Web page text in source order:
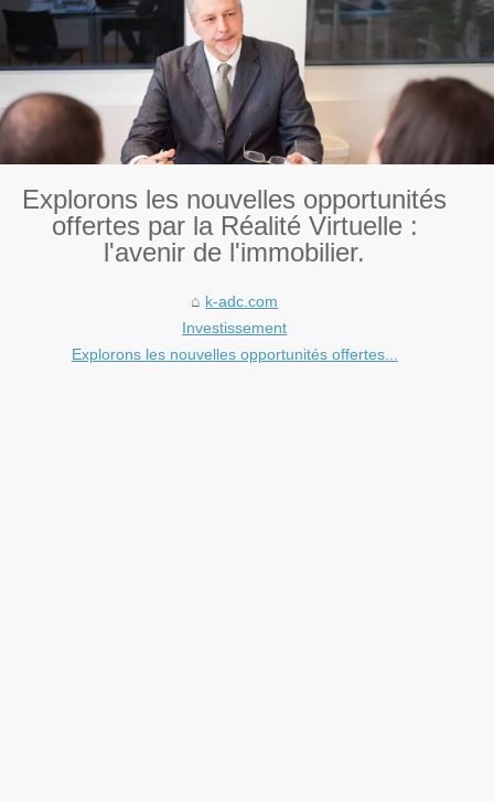
Explorons les nouvelles opportunités
offertes par la Réalité Virtuelle :
l'avenir de l'immobilier.
k-adc.com
Investissement
Explorons les nouvelles opportunités offertes...